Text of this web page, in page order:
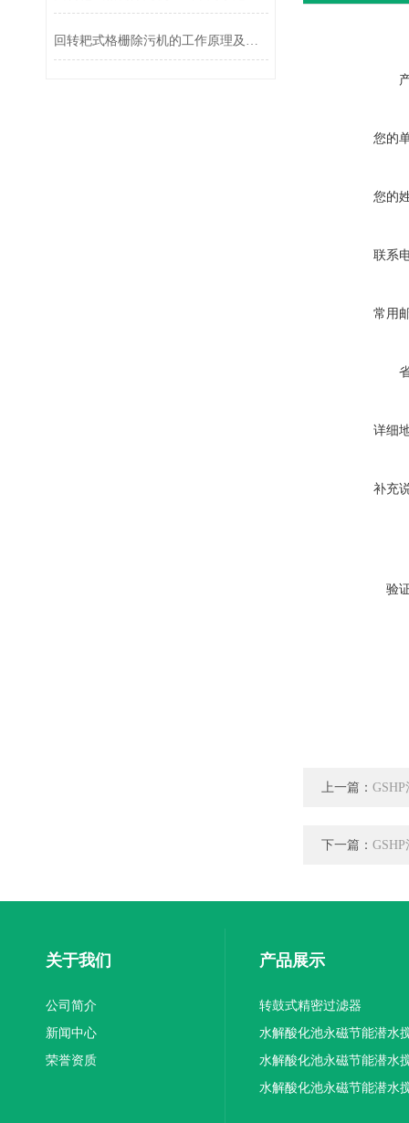
您的
您的
联系
常用
详细
补充
验
上一篇：
下一篇：
回转耙式格栅除污机的工作原理及应用
关于我们
公司简介
新闻中心
荣誉资质
产品展示
转鼓式精密过滤器
水解酸化池永磁节能潜水
机厂家供应
水解酸化池永磁节能潜水
机厂家直销
水解酸化池永磁节能潜水